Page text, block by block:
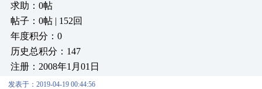
求助：0帖
帖子：0帖 | 152回
年度积分：0
历史总积分：147
注册：2008年1月01日
发表于：2019-04-19 00:44:56